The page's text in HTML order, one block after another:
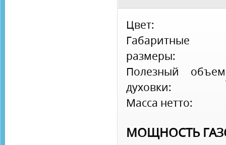
Цвет:
Габаритные
размеры:
Полезный объем
духовки:
Масса нетто:
МОЩНОСТЬ